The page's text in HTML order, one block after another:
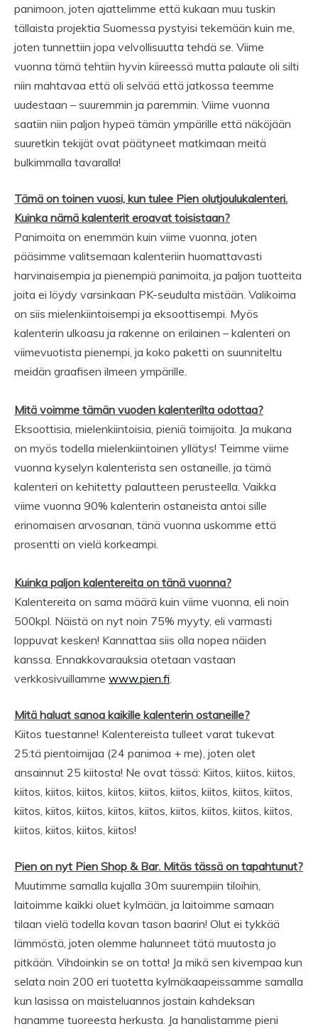
panimoon, joten ajattelimme että kukaan muu tuskin
tällaista projektia Suomessa pystyisi tekemään kuin me,
joten tunnettiin jopa velvollisuutta tehdä se. Viime
vuonna tämä tehtiin hyvin kiireessä mutta palaute oli silti
niin mahtavaa että oli selvää että jatkossa teemme
uudestaan – suuremmin ja paremmin. Viime vuonna
saatiin niin paljon hypeä tämän ympärille että näköjään
suuretkin tekijät ovat päätyneet matkimaan meitä
bulkimmalla tavaralla!
Tämä on toinen vuosi, kun tulee Pien olutjoulukalenteri.
Kuinka nämä kalenterit eroavat toisistaan?
Panimoita on enemmän kuin viime vuonna, joten
pääsimme valitsemaan kalenteriin huomattavasti
harvinaisempia ja pienempiä panimoita, ja paljon tuotteita
joita ei löydy varsinkaan PK-seudulta mistään. Valikoima
on siis mielenkiintoisempi ja eksoottisempi. Myös
kalenterin ulkoasu ja rakenne on erilainen – kalenteri on
viimevuotista pienempi, ja koko paketti on suunniteltu
meidän graafisen ilmeen ympärille.
Mitä voimme tämän vuoden kalenterilta odottaa?
Eksoottisia, mielenkiintoisia, pieniä toimijoita. Ja mukana
on myös todella mielenkiintoinen yllätys! Teimme viime
vuonna kyselyn kalenterista sen ostaneille, ja tämä
kalenteri on kehitetty palautteen perusteella. Vaikka
viime vuonna 90% kalenterin ostaneista antoi sille
erinomaisen arvosanan, tänä vuonna uskomme että
prosentti on vielä korkeampi.
Kuinka paljon kalentereita on tänä vuonna?
Kalentereita on sama määrä kuin viime vuonna, eli noin
500kpl. Näistä on nyt noin 75% myyty, eli varmasti
loppuvat kesken! Kannattaa siis olla nopea näiden
kanssa. Ennakkovarauksia otetaan vastaan
verkkosivuillamme www.pien.fi.
Mitä haluat sanoa kaikille kalenterin ostaneille?
Kiitos tuestanne! Kalentereista tulleet varat tukevat
25:tä pientoimijaa (24 panimoa + me), joten olet
ansainnut 25 kiitosta! Ne ovat tässä: Kiitos, kiitos, kiitos,
kiitos, kiitos, kiitos, kiitos, kiitos, kiitos, kiitos, kiitos, kiitos,
kiitos, kiitos, kiitos, kiitos, kiitos, kiitos, kiitos, kiitos, kiitos,
kiitos, kiitos, kiitos, kiitos!
Pien on nyt Pien Shop & Bar. Mitäs tässä on tapahtunut?
Muutimme samalla kujalla 30m suurempiin tiloihin,
laitoimme kaikki oluet kylmään, ja laitoimme samaan
tilaan vielä todella kovan tason baarin! Olut ei tykkää
lämmöstä, joten olemme halunneet tätä muutosta jo
pitkään. Vihdoinkin se on totta! Ja mikä sen kivempaa kun
selata noin 200 eri tuotetta kylmäkaapeissamme samalla
kun lasissa on maisteluannos jostain kahdeksan
hanamme tuoreesta herkusta. Ja hanalistamme pieni